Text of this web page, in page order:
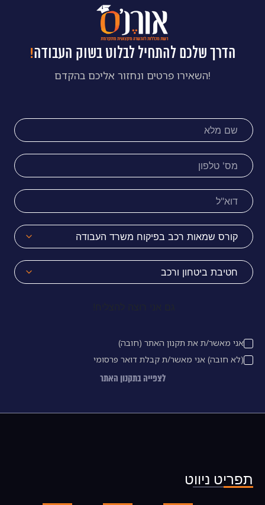
הדרך שלכם להתחיל לבלוט בשוק העבודה!
!השאירו פרטים ונחזור אליכם בהקדם
אני מאשר/ת את תקנון האתר (חובה)
(לא חובה) אני מאשר/ת קבלת דואר פרסומי
לצפייה בתקנון האתר
תפריט ניווט